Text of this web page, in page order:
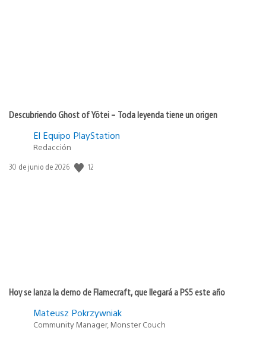
Descubriendo Ghost of Yōtei – Toda leyenda tiene un origen
El Equipo PlayStation
Redacción
Fecha
30 de junio de 2026 12
Hoy se lanza la demo de Flamecraft, que llegará a PS5 este año
Mateusz Pokrzywniak
Community Manager, Monster Couch